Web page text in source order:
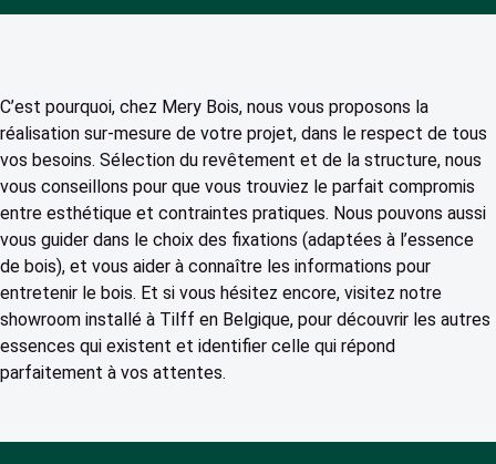
C’est pourquoi, chez Mery Bois, nous vous proposons la
réalisation sur-mesure de votre projet, dans le respect de tous
vos besoins. Sélection du revêtement et de la structure, nous
vous conseillons pour que vous trouviez le parfait compromis
entre esthétique et contraintes pratiques. Nous pouvons aussi
vous guider dans le choix des fixations (adaptées à l’essence
de bois), et vous aider à connaître les informations pour
entretenir le bois. Et si vous hésitez encore, visitez notre
showroom installé à Tilff en Belgique, pour découvrir les autres
essences qui existent et identifier celle qui répond
parfaitement à vos attentes.